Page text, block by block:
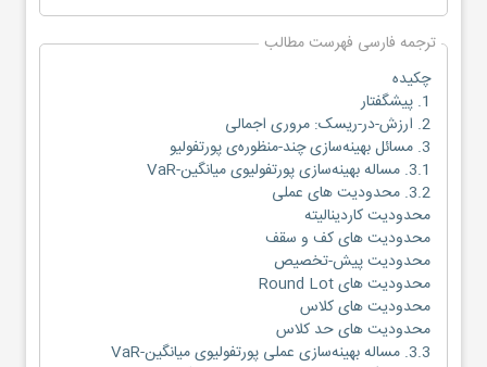
ترجمه فارسی فهرست مطالب
چکیده
1. پیشگفتار
2. ارزش-در-ریسک: مروری اجمالی
3. مسائل بهینه‌سازی چند-منظوره‌ی پورتفولیو
3.1. مساله‌ بهینه‌سازی پورتفولیوی میانگین-VaR
3.2. محدودیت های عملی
محدودیت کاردینالیته
محدودیت های کف و سقف
محدودیت پیش-تخصیص
محدودیت های Round Lot
محدودیت های کلاس
محدودیت های حد کلاس
3.3. مساله‌ بهینه‌سازی عملی پورتفولیوی میانگین-VaR